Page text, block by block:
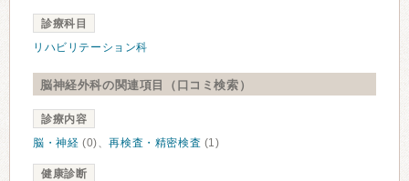
診療科目
リハビリテーション科
脳神経外科の関連項目（口コミ検索）
診療内容
脳・神経 (0)、再検査・精密検査 (1)
健康診断